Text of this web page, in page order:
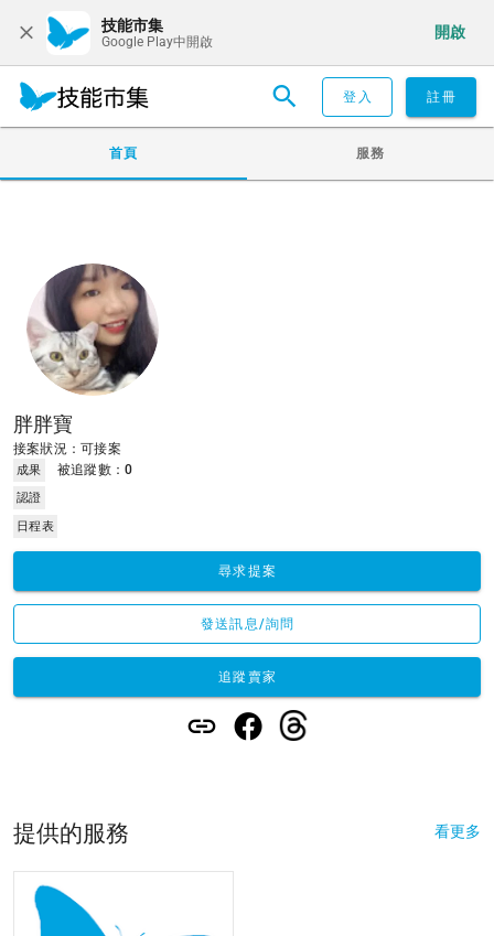
技能市集
Google Play中開啟
開啟
登入 註冊
首頁 服務
胖胖寶
接案狀況：可接案
成果 被追蹤數：0
認證
日程表
尋求提案
發送訊息/詢問
追蹤賣家
提供的服務 看更多